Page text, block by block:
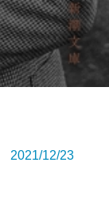
12/23